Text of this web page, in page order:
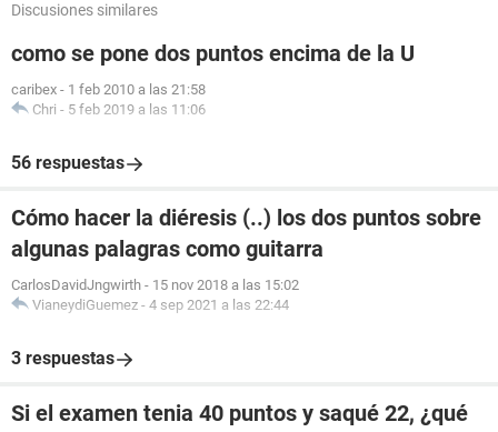
Discusiones similares
como se pone dos puntos encima de la U
caribex - 1 feb 2010 a las 21:58
Chri - 5 feb 2019 a las 11:06
56 respuestas
Cómo hacer la diéresis (..) los dos puntos sobre
algunas palagras como guitarra
CarlosDavidJngwirth - 15 nov 2018 a las 15:02
VianeydiGuemez - 4 sep 2021 a las 22:44
3 respuestas
Si el examen tenia 40 puntos y saqué 22, ¿qué